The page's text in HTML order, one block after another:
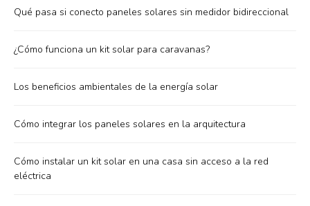
Qué pasa si conecto paneles solares sin medidor bidireccional
¿Cómo funciona un kit solar para caravanas?
Los beneficios ambientales de la energía solar
Cómo integrar los paneles solares en la arquitectura
Cómo instalar un kit solar en una casa sin acceso a la red
eléctrica